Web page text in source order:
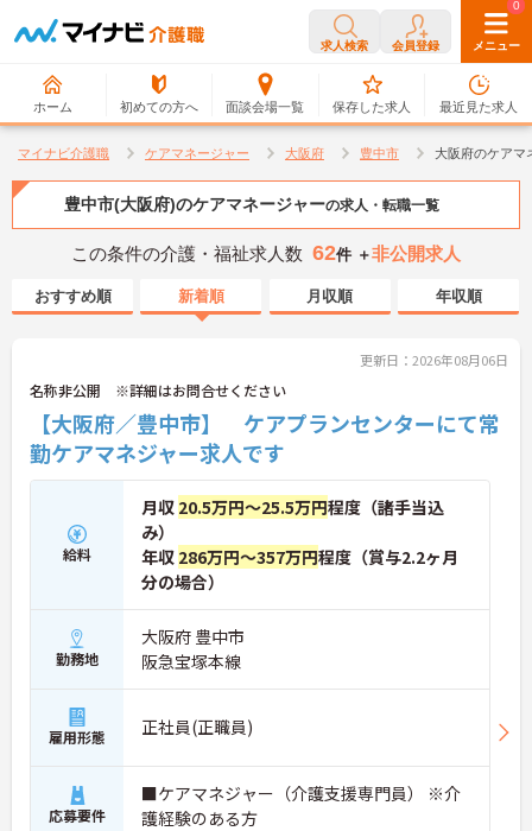
求人検索 会員登録 メニュー
ホーム 初めての方へ 面談会場一覧
0
保存した求人
0
最近見た求人
マイナビ介護職 ケアマネージャー 大阪府 豊中市 大阪府のケアマ
豊中市(大阪府)のケアマネージャーの求人・転職一覧
この条件の介護・福祉求人数 62件 ＋非公開求人
おすすめ順 新着順 月収順 年収順
更新日：2026年08月06日
名称非公開 ※詳細はお問合せください
【大阪府／豊中市】 ケアプランセンターにて常
勤ケアマネジャー求人です
給料
月収 20.5万円～25.5万円程度（諸手当込
み）
年収 286万円～357万円程度（賞与2.2ヶ月
分の場合）
勤務地
大阪府 豊中市
阪急宝塚本線
雇用形態 正社員(正職員)
応募要件
■ケアマネジャー（介護支援専門員） ※介
護経験のある方